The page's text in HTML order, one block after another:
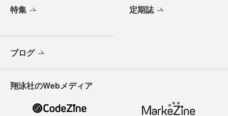
特集 定期誌
ブログ
翔泳社のWebメディア